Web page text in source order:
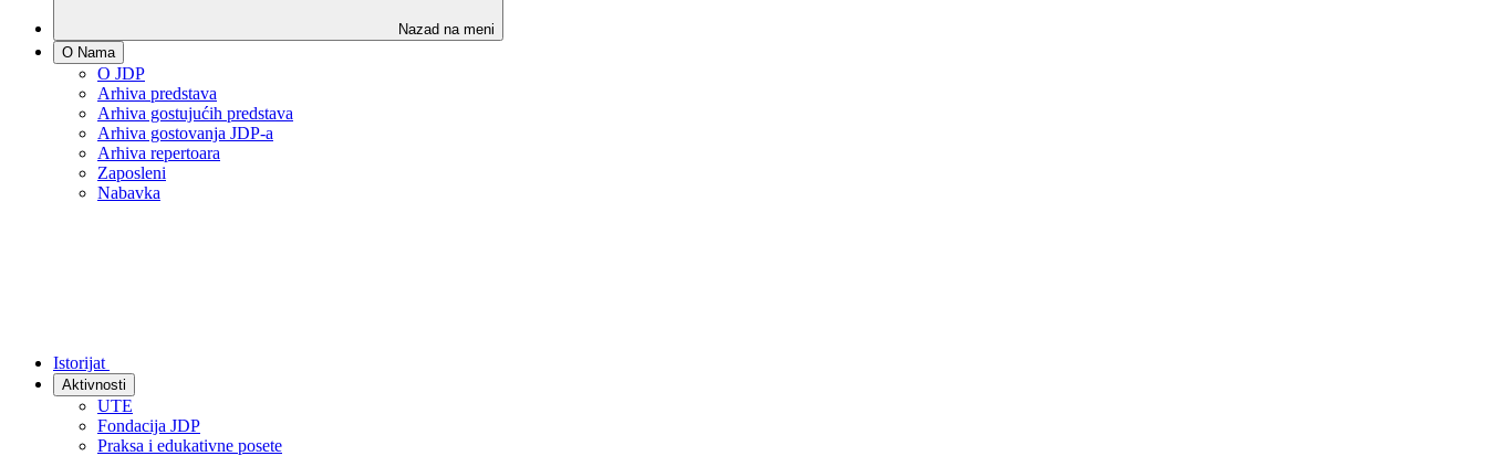
Nazad na meni
O Nama
O JDP
Arhiva predstava
Arhiva gostujućih predstava
Arhiva gostovanja JDP-a
Arhiva repertoara
Zaposleni
Nabavka
Istorijat
Aktivnosti
UTE
Fondacija JDP
Praksa i edukativne posete